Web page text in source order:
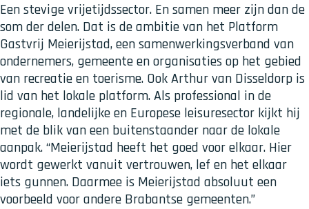
Een stevige vrijetijdssector. En samen meer zijn dan de
som der delen. Dat is de ambitie van het Platform
Gastvrij Meierijstad, een samenwerkingsverband van
ondernemers, gemeente en organisaties op het gebied
van recreatie en toerisme. Ook Arthur van Disseldorp is
lid van het lokale platform. Als professional in de
regionale, landelijke en Europese leisuresector kijkt hij
met de blik van een buitenstaander naar de lokale
aanpak. “Meierijstad heeft het goed voor elkaar. Hier
wordt gewerkt vanuit vertrouwen, lef en het elkaar
iets gunnen. Daarmee is Meierijstad absoluut een
voorbeeld voor andere Brabantse gemeenten.”